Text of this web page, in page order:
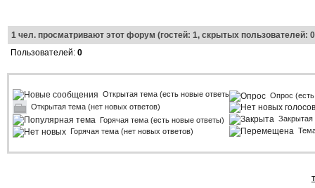
1чел. просматривают этот форум (гостей: 1, скрытых пользователей:
Пользователей: 0
Открытая тема (есть новые ответы)
Открытая тема (нет новых ответов)
Горячая тема (есть новые ответы)
Горячая тема (нет новых ответов)
Опрос
Закрытая